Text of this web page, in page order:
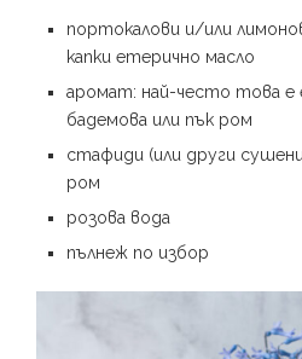
портокалови и/или
капки етерично масло
аромат: най-често това е
бадемова или пък ром
стафиди (или други
ром
розова вода
пълнеж по избор